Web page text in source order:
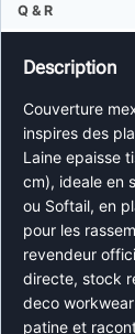
Q & R
Description
Couverture
inspires des
Laine epaisse
cm), ideale en
ou Softail, en
pour les
revendeur
directe, stock
deco
patine et